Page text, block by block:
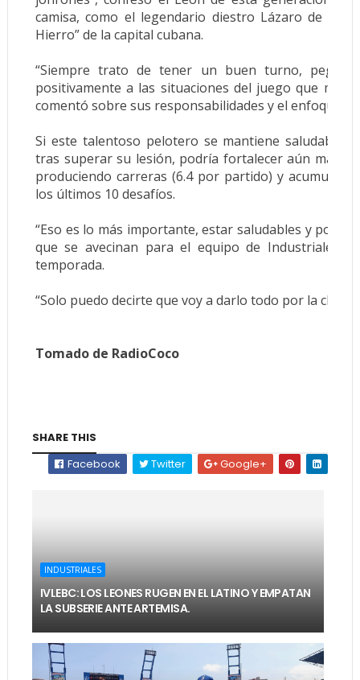
camisa, como el legendario diestro Lázaro de La
Hierro” de la capital cubana.
“Siempre trato de tener un buen turno,
positivamente a las situaciones del juego que me
comentó sobre sus responsabilidades y el enfoque
Si este talentoso pelotero se mantiene saludable,
tras superar su lesión, podría fortalecer aún más el
produciendo carreras (6.4 por partido) y acumula
los últimos 10 desafíos.
“Eso es lo más importante, estar saludables y
que se avecinan para el equipo de Industriales
temporada.
“Solo puedo decirte que voy a darlo todo por la
Tomado de RadioCoco
SHARE THIS
Facebook
Twitter Google+
INDUSTRIALES
IVLEBC: LOS LEONES RUGEN EN EL LATINO Y EMPATAN
LA SUBSERIE ANTE ARTEMISA.